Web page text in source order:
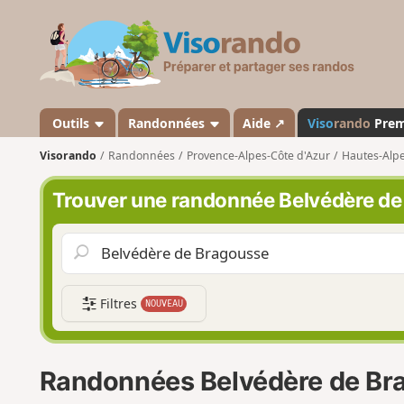
s
a
n
d
o
Outils Randonnées Aide ↗ Visorando
Visorando Randonnées Provence-Alpes-Côte d'Azur Hautes-
Trouver une randonnée Belvédère
Filtres NOUVEAU
Randonnées Belvédère de